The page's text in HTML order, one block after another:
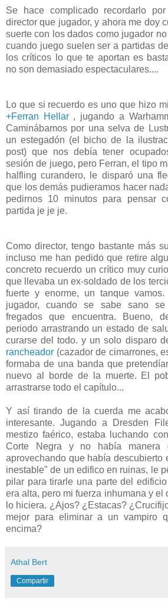
Se hace complicado recordarlo
director que jugador, y ahora me doy
suerte con los dados como jugador
cuando juego suelen ser a partidas
los críticos lo que te aportan es
no son demasiado espectaculares....
Lo que si recuerdo es uno que hizo
+Ferran Hellar, jugando a
Caminábamos por una selva de
un estegadón (el bicho de la
post) que nos debía tener
sesión de juego, pero Ferran, el tipo
halfling curandero, le disparó una
que los demás pudieramos hacer
pedirnos 10 minutos para pensar
partida je je je.
Como director, tengo bastante más
incluso me han pedido que retire
concreto recuerdo un crítico muy
que llevaba un ex-soldado de los
fuerte y enorme, un tanque
jugador, cuando se sabe sano
fregados que encuentra. Bueno,
periodo arrastrando un estado de
curarse del todo. y un solo disparo
rancheador (cazador de cimarrones,
formaba de una banda que
nuevo al borde de la muerte. El
arrastrarse todo el capítulo...
Y así tirando de la cuerda me
interesante. Jugando a Dresden
mestizo faérico, estaba luchando
Corte Negra y no había manera
aprovechando que había descubierto
inestable" de un edifico en ruinas, le
pilar para tirarle una parte del
era alta, pero mi fuerza inhumana y el
lo hiciera. ¿Ajos? ¿Estacas?
mejor para eliminar a un vampiro
encima?
Athal Bert
Compartir